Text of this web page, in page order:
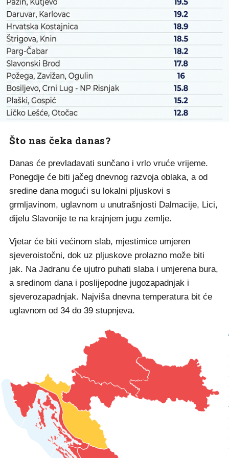
Što nas čeka danas?
Danas će prevladavati sunčano i vrlo vruće vrijeme.
Ponegdje će biti jačeg dnevnog razvoja oblaka, a od
sredine dana mogući su lokalni pljuskovi s
grmljavinom, uglavnom u unutrašnjosti Dalmacije, Lici,
dijelu Slavonije te na krajnjem jugu zemlje.
Vjetar će biti većinom slab, mjestimice umjeren
sjeveroistočni, dok uz pljuskove prolazno može biti
jak. Na Jadranu će ujutro puhati slaba i umjerena bura,
a sredinom dana i poslijepodne jugozapadnjak i
sjeverozapadnjak. Najviša dnevna temperatura bit će
uglavnom od 34 do 39 stupnjeva.